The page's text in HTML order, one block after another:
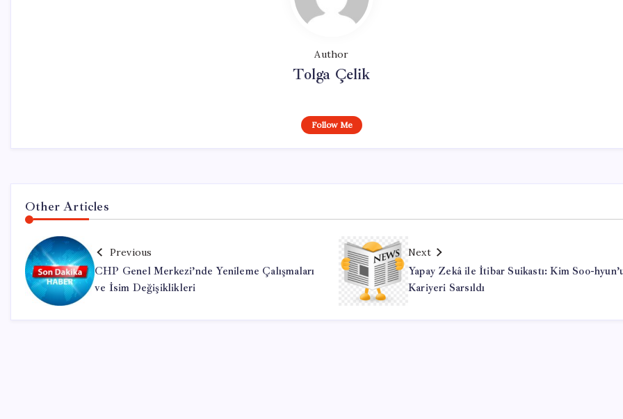
Author
Tolga Çelik
Follow Me
Other Articles
Previous
CHP Genel Merkezi’nde Yenileme Çalışmaları
ve İsim Değişiklikleri
Next
Yapay Zekâ ile İtibar Suikastı: Kim Soo-
Kariyeri Sarsıldı